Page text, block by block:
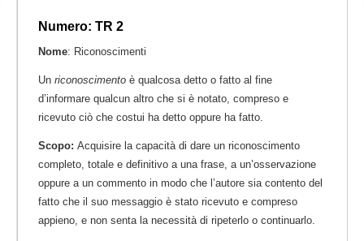
Numero: TR 2
Nome: Riconoscimenti
Un riconoscimento è qualcosa detto o fatto al fine
d’informare qualcun altro che si è notato, compreso e
ricevuto ciò che costui ha detto oppure ha fatto.
Scopo: Acquisire la capacità di dare un riconoscimento
completo, totale e definitivo a una frase, a un’osservazione
oppure a un commento in modo che l’autore sia contento del
fatto che il suo messaggio è stato ricevuto e compreso
appieno, e non senta la necessità di ripeterlo o continuarlo.